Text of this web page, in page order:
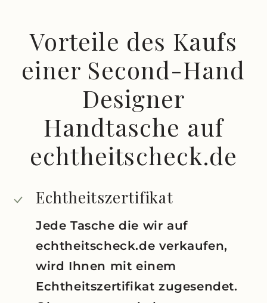
Vorteile des Kaufs
einer Second-Hand
Designer
Handtasche auf
echtheitscheck.de
Echtheitszertifikat
Jede Tasche die wir auf
echtheitscheck.de verkaufen,
wird Ihnen mit einem
Echtheitszertifikat zugesendet.